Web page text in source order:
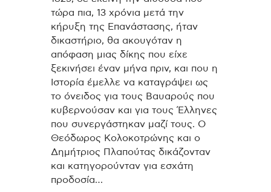
τώρα πια, 13 χρόνια μετά την
κήρυξη της Επανάστασης, ήταν
δικαστήριο, θα ακουγόταν η
απόφαση μιας δίκης που είχε
ξεκινήσει έναν μήνα πριν, και που η
Ιστορία έμελλε να καταγράψει ως
το όνειδος για τους Βαυαρούς που
κυβερνούσαν και για τους Έλληνες
που συνεργάστηκαν μαζί τους. Ο
Θεόδωρος Κολοκοτρώνης και ο
Δημήτριος Πλαπούτας δικάζονταν
και κατηγορούνταν για εσχάτη
προδοσία…